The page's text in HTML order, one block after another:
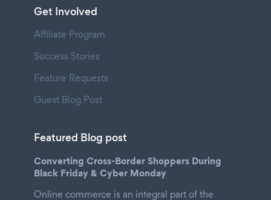
Get Involved
Affiliate Program
Success Stories
Feature Requests
Guest Blog Post
Featured Blog post
Converting Cross-Border Shoppers During
Black Friday & Cyber Monday
Online commerce is an integral part of the